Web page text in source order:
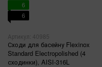
6
6
Артикул: 40985
Сходи для басейну Flexinox
Standard Electropolished (4
сходинки), AISI-316L